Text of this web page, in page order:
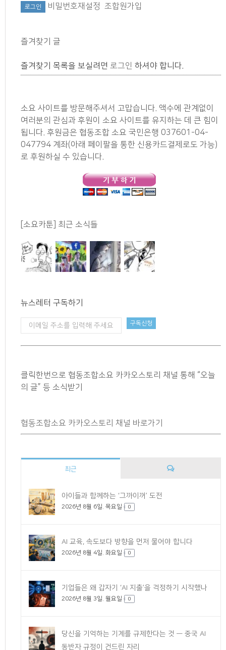
비밀번호재설정 조합원가입
즐겨찾기 글
즐겨찾기 목록을 보실려면 로그인 하셔야 합니다.
소요 사이트를 방문해주셔서 고맙습니다. 액수에 관계없이
여러분의 관심과 후원이 소요 사이트를 유지하는 데 큰 힘이
됩니다. 후원금은 협동조합 소요 국민은행 037601-04-
047794 계좌(아래 페이팔을 통한 신용카드결제로도 가능)
로 후원하실 수 있습니다.
[소요카툰] 최근 소식들
뉴스레터 구독하기
클릭한번으로 협동조합소요 카카오스토리 채널 통해 “오늘
의 글” 등 소식받기
협동조합소요 카카오스토리 채널 바로가기
최근
아이들과 함께하는 ‘그까이꺼’ 도전
2026년 8월 6일. 목요일 0
AI 교육, 속도보다 방향을 먼저 물어야 합니다
2026년 8월 4일. 화요일 0
기업들은 왜 갑자기 ‘AI 지출’을 걱정하기 시작했나
2026년 8월 3일. 월요일 0
당신을 기억하는 기계를 규제한다는 것 — 중국 AI
동반자 규정이 건드린 자리